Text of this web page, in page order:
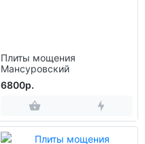
Плиты мощения
Мансуровский
6800р.